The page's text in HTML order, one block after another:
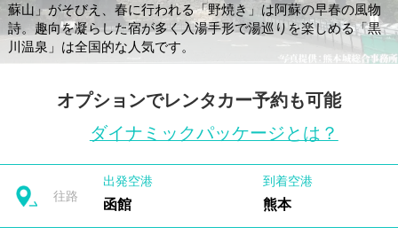
蘇山」がそびえ、春に行われる「野焼き」は阿蘇の早春の風物
詩。趣向を凝らした宿が多く入湯手形で湯巡りを楽しめる「黒
川温泉」は全国的な人気です。
オプションでレンタカー予約も可能
ダイナミックパッケージとは？
往路
出発空港
函館
到着空港
熊本